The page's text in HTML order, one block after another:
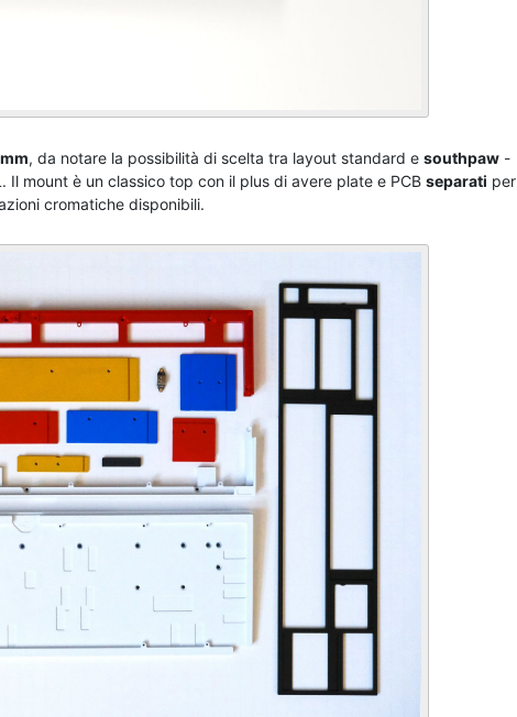
, da notare la possibilità di scelta tra layout standard e southpaw -
Il mount è un classico top con il plus di avere plate e PCB separati per
cromatiche disponibili.